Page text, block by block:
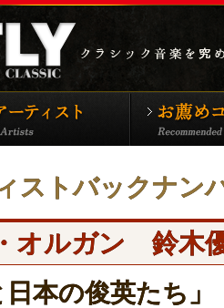
・クラシックTOP 特集アーティ
ストバックナン
オルガン 鈴木
本の俊英たち」